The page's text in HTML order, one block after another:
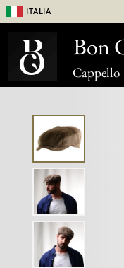
Cappello
Italia
Bon